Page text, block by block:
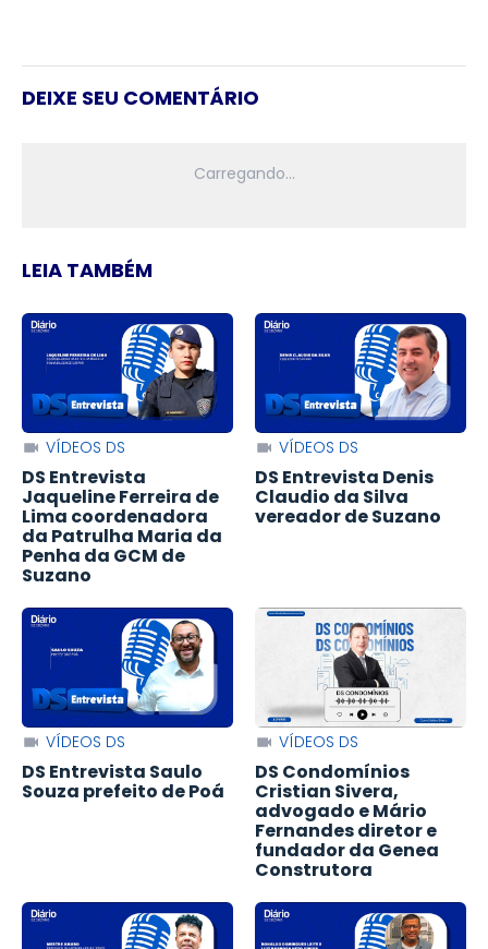
DEIXE SEU COMENTÁRIO
LEIA TAMBÉM
VÍDEOS DS
DS Entrevista
Jaqueline Ferreira de
Lima coordenadora
da Patrulha Maria da
Penha da GCM de
Suzano
VÍDEOS DS
DS Entrevista Denis
Claudio da Silva
vereador de Suzano
VÍDEOS DS
DS Entrevista Saulo
Souza prefeito de Poá
VÍDEOS DS
DS Condomínios
Cristian Sivera,
advogado e Mário
Fernandes diretor e
fundador da Genea
Construtora